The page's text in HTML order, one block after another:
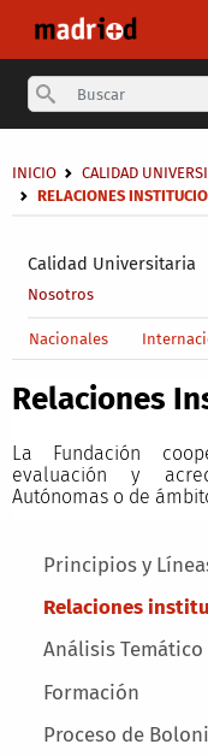
Calidad Universitaria
Nosotros
Sobrescribir
INICIO CALIDAD
RELACIONES
Main menu
Principios y
Relaciones
Análisis Temático
Formación
Proceso de
Main menu level 4
Nacionales
Relaciones
La Fundación
evaluación y
Autónomas o de